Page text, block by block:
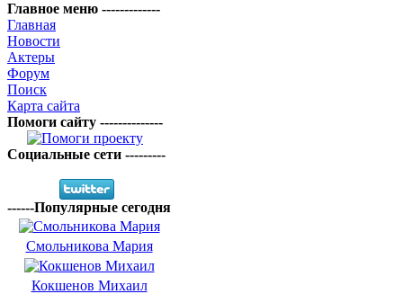
Главное меню -------------
Главная
Новости
Актеры
Форум
Поиск
Карта сайта
Помоги сайту --------------
Социальные сети ---------
------Популярные сегодня
Смольникова Мария
Кокшенов Михаил